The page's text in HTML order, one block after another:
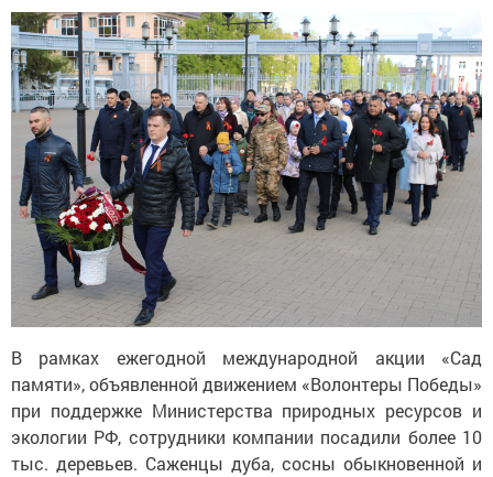
В рамках ежегодной международной акции «Сад
памяти», объявленной движением «Волонтеры Победы»
при поддержке Министерства природных ресурсов и
экологии РФ, сотрудники компании посадили более 10
тыс. деревьев. Саженцы дуба, сосны обыкновенной и